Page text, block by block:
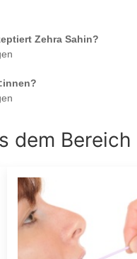
Zehra Sahin?
dem Bereich